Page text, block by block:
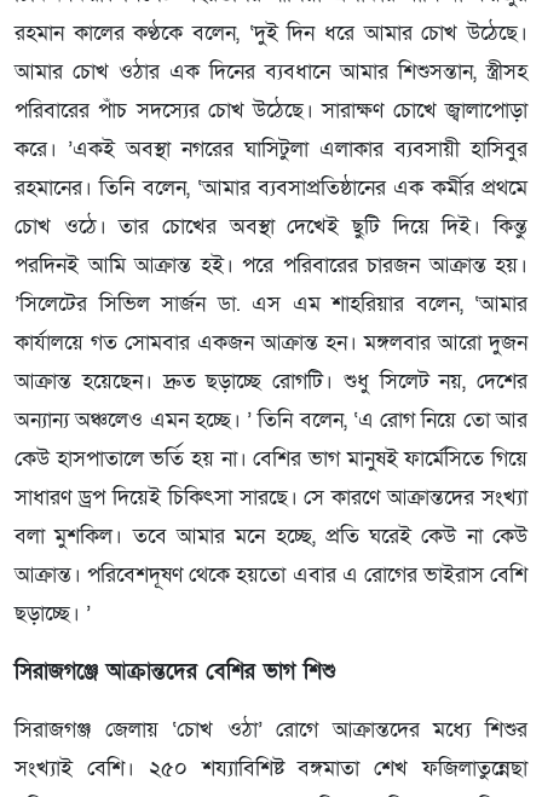
রহমান কালের কণ্ঠকে বলেন, ‘দুই দিন ধরে আমার চোখ উঠেছে।
আমার চোখ ওঠার এক দিনের ব্যবধানে আমার শিশুসন্তান, স্ত্রীসহ
পরিবারের পাঁচ সদস্যের চোখ উঠেছে। সারাক্ষণ চোখে জ্বালাপোড়া
করে। ’একই অবস্থা নগরের ঘাসিটুলা এলাকার ব্যবসায়ী হাসিবুর
রহমানের। তিনি বলেন, ‘আমার ব্যবসাপ্রতিষ্ঠানের এক কর্মীর প্রথমে
চোখ ওঠে। তার চোখের অবস্থা দেখেই ছুটি দিয়ে দিই। কিন্তু
পরদিনই আমি আক্রান্ত হই। পরে পরিবারের চারজন আক্রান্ত হয়।
’সিলেটের সিভিল সার্জন ডা. এস এম শাহরিয়ার বলেন, ‘আমার
কার্যালয়ে গত সোমবার একজন আক্রান্ত হন। মঙ্গলবার আরো দুজন
আক্রান্ত হয়েছেন। দ্রুত ছড়াচ্ছে রোগটি। শুধু সিলেট নয়, দেশের
অন্যান্য অঞ্চলেও এমন হচ্ছে। ’ তিনি বলেন, ‘এ রোগ নিয়ে তো আর
কেউ হাসপাতালে ভর্তি হয় না। বেশির ভাগ মানুষই ফার্মেসিতে গিয়ে
সাধারণ ড্রপ দিয়েই চিকিৎসা সারছে। সে কারণে আক্রান্তদের সংখ্যা
বলা মুশকিল। তবে আমার মনে হচ্ছে, প্রতি ঘরেই কেউ না কেউ
আক্রান্ত। পরিবেশদূষণ থেকে হয়তো এবার এ রোগের ভাইরাস বেশি
ছড়াচ্ছে। ’
সিরাজগঞ্জে আক্রান্তদের বেশির ভাগ শিশু
সিরাজগঞ্জ জেলায় ‘চোখ ওঠা’ রোগে আক্রান্তদের মধ্যে শিশুর
সংখ্যাই বেশি। ২৫০ শয্যাবিশিষ্ট বঙ্গমাতা শেখ ফজিলাতুন্নেছা